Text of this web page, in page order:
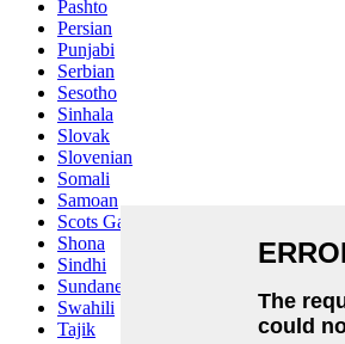
Pashto
Persian
Punjabi
Serbian
Sesotho
Sinhala
Slovak
Slovenian
Somali
Samoan
Scots Gaelic
Shona
Sindhi
Sundanese
Swahili
Tajik